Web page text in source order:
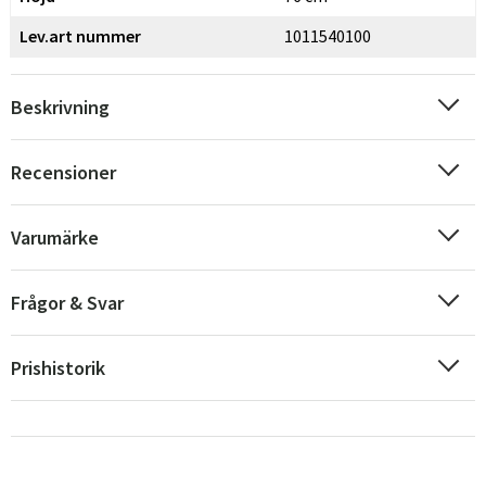
Lev.art nummer
1011540100
Beskrivning
Recensioner
Varumärke
Frågor & Svar
Prishistorik